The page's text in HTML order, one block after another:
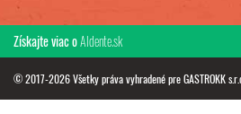
Získajte viac oAldente.sk
© 2017-2026 Všetky práva vyhradené pre GASTROKK